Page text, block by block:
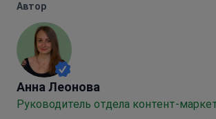
Автор
Анна Леонова
Анна Леонова
Руководитель отдела контент-